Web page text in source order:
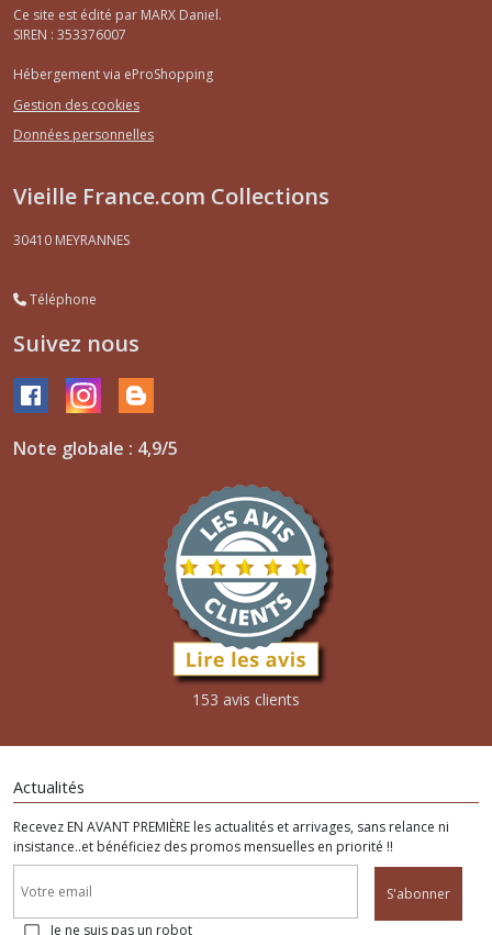
Ce site est édité par MARX Daniel.
SIREN : 353376007
Hébergement via eProShopping
Gestion des cookies
Données personnelles
Vieille France.com Collections
30410 MEYRANNES
Téléphone
Suivez nous
Note globale : 4,9/5
153 avis clients
Actualités
Recevez EN AVANT PREMIÈRE les actualités et arrivages, sans relance ni
insistance..et bénéficiez des promos mensuelles en priorité !!
S'abonner
Je ne suis pas un robot